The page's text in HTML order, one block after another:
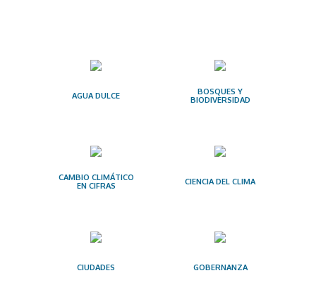
AGUA DULCE
BOSQUES Y
BIODIVERSIDAD
CAMBIO CLIMÁTICO
EN CIFRAS
CIENCIA DEL CLIMA
CIUDADES GOBERNANZA